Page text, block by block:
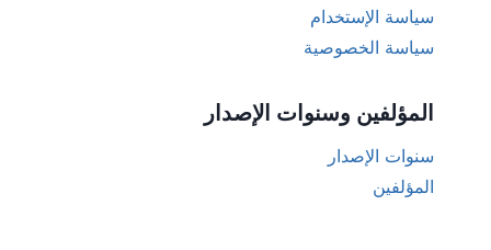
سياسة الإستخدام
سياسة الخصوصية
المؤلفين وسنوات الإصدار
سنوات الإصدار
المؤلفين